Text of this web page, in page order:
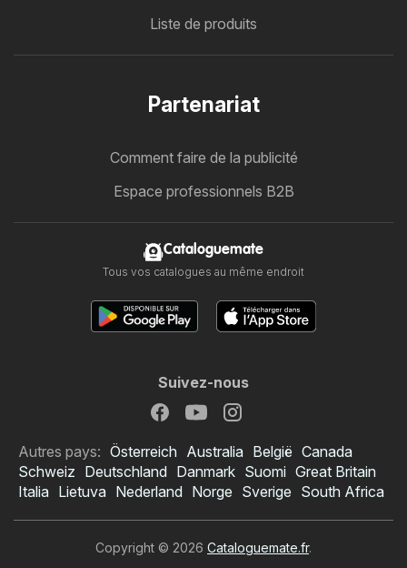
Liste de produits
Partenariat
Comment faire de la publicité
Espace professionnels B2B
Cataloguemate
Tous vos catalogues au même endroit
Suivez-nous
Autres pays: Österreich Australia België Canada
Schweiz Deutschland Danmark Suomi Great Britain
Italia Lietuva Nederland Norge Sverige South Africa
Copyright © 2026 Cataloguemate.fr.